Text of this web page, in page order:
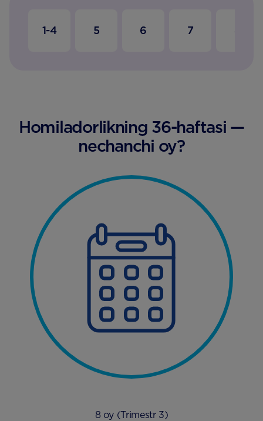
1-4 5 6 7
Homiladorlikning 36-haftasi —
nechanchi oy?
8 oy (Trimestr 3)